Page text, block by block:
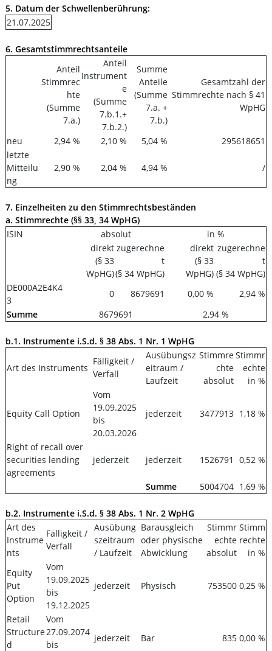
5. Datum der Schwellenberührung:
21.07.2025
6. Gesamtstimmrechtsanteile
Anteil
Stimmrec
hte
(Summe
7.a.)
Anteil
Instrument
e
(Summe
7.b.1.+
7.b.2.)
Summe
Anteile
(Summe
7.a. +
7.b.)
Gesamtzahl der
Stimmrechte nach § 41
WpHG
neu 2,94 % 2,10 % 5,04 %
295618651
letzte
Mitteilu
ng
2,90 % 2,04 % 4,94 % /
7. Einzelheiten zu den Stimmrechtsbeständen
a. Stimmrechte (§§ 33, 34 WpHG)
ISIN
absolut
in %
direkt
(§ 33
WpHG)
zugerechne
t
(§ 34 WpHG)
direkt
(§ 33
WpHG)
zugerechne
t
(§ 34 WpHG)
DE000A2E4K4
3
0 8679691 0,00 %
2,94 %
Summe
8679691 2,94 %
b.1. Instrumente i.S.d. § 38 Abs. 1 Nr. 1 WpHG
Art des Instruments
Fälligkeit /
Verfall
Ausübungsz
eitraum /
Laufzeit
Stimmre
chte
absolut
Stimmr
echte
in %
Equity Call Option
Vom
19.09.2025
bis
20.03.2026
jederzeit 3477913 1,18 %
Right of recall over
securities lending
agreements
jederzeit jederzeit 1526791 0,52 %
Summe 5004704 1,69 %
b.2. Instrumente i.S.d. § 38 Abs. 1 Nr. 2 WpHG
Art des
Instrume
nts
Fälligkeit /
Verfall
Ausübung
szeitraum
/ Laufzeit
Barausgleich
oder physische
Abwicklung
Stimmr
echte
absolut
Stimm
rechte
in %
Equity
Put
Option
Vom
19.09.2025
bis
19.12.2025
jederzeit Physisch 753500 0,25 %
Retail
Structure
d
Vom
27.09.2074
bis
jederzeit Bar 835 0,00 %